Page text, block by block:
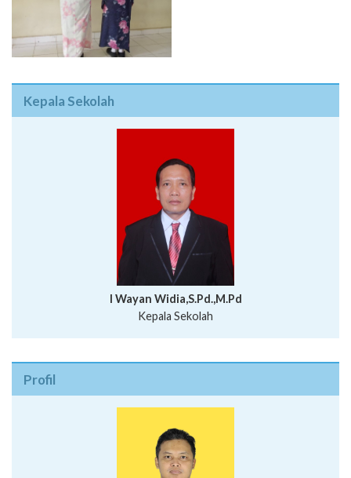
Kepala Sekolah
I Wayan Widia,S.Pd.,M.Pd
Kepala Sekolah
Profil